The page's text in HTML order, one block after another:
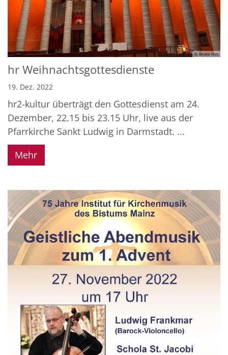
© Beate Hirt
hr Weihnachtsgottesdienste
19. Dez. 2022
hr2-kultur überträgt den Gottesdienst am 24.
Dezember, 22.15 bis 23.15 Uhr, live aus der
Pfarrkirche Sankt Ludwig in Darmstadt. ...
Mehr